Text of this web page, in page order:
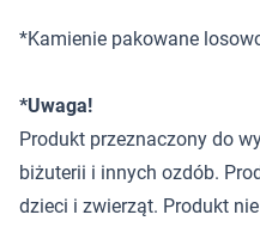
*Kamienie pakowane
*Uwaga!
Produkt przeznaczony do
biżuterii i innych ozdób.
dzieci i zwierząt. Produkt